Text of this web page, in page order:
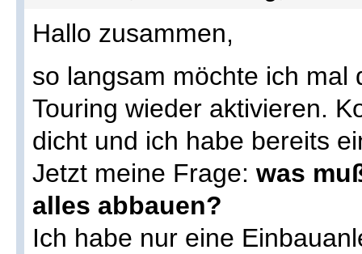
Hallo zusammen,
so langsam möchte ich mal
Touring wieder aktivieren.
dicht und ich habe bereits
Jetzt meine Frage: was
alles abbauen?
Ich habe nur eine